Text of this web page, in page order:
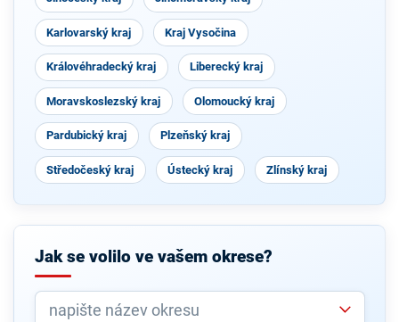
Karlovarský kraj Kraj Vysočina
Královéhradecký kraj Liberecký kraj
Moravskoslezský kraj Olomoucký kraj
Pardubický kraj Plzeňský kraj
Středočeský kraj Ústecký kraj Zlínský kraj
Jak se volilo ve vašem okrese?